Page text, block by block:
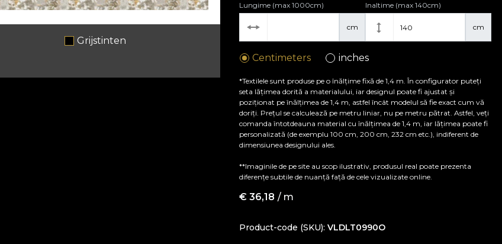
Grijstinten
cm
Lungime (max 1000cm)
cm
Inaltime (max 140cm)
Centimeters inches
*Textilele sunt produse pe o înălțime fixă de 1,4 m. În configurator puteți
seta lățimea dorită a materialului, iar designul poate fi ajustat și
poziționat pe înălțimea de 1,4 m, astfel încât modelul să fie exact cum vă
doriți. Prețul se calculează pe metru liniar, nu pe metru pătrat. Astfel, veți
comanda întotdeauna material cu înălțimea de 1,4 m, iar lățimea poate fi
personalizată (de exemplu 100 cm, 200 cm, 232 cm etc.), indiferent de
dimensiunea designului ales.
**Imaginile de pe site au scop ilustrativ, produsul real poate prezenta
diferențe subtile de nuanță față de cele vizualizate online.
€36,18 / m
Product-code (SKU) VLDLT0990O